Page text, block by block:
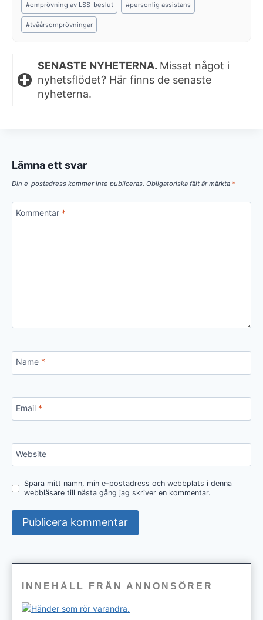
#omprövning av LSS-beslut #personlig assistans
#tvåårsomprövningar
SENASTE NYHETERNA. Missat något i
nyhetsflödet? Här finns de senaste
nyheterna.
Lämna ett svar
Din e-postadress kommer inte publiceras. Obligatoriska fält är märkta *
Kommentar *
Name *
Email *
Website
Spara mitt namn, min e-postadress och webbplats i denna
webbläsare till nästa gång jag skriver en kommentar.
INNEHÅLL FRÅN ANNONSÖRER